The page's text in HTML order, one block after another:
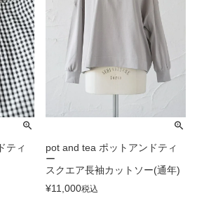
ティ
pot and tea ポットアンドティ
ー
スクエア長袖カットソー(通年)
¥11,000税込